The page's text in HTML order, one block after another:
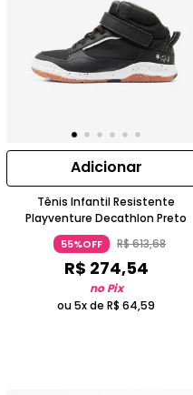
Adicionar
Tênis Infantil Resistente
Playventure Decathlon Preto
55%OFF R$613,68
R$ 274,54
no Pix
ou 5x deR$ 64,59